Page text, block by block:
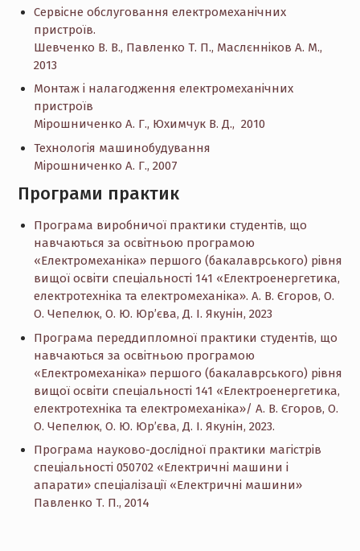
Сервісне обслуговання електромеханічних
пристроїв.
Шевченко В. В., Павленко Т. П., Маслєнніков А. М.,
2013
Монтаж і налагодження електромеханічних
пристроїв
Мірошниченко А. Г., Юхимчук В. Д., 2010
Технологія машинобудування
Мірошниченко А. Г., 2007
Програми практик
Програма виробничої практики студентів, що
навчаються за освітньою програмою
«Електромеханіка» першого (бакалаврського) рівня
вищої освіти спеціальності 141 «Електроенергетика,
електротехніка та електромеханіка». А. В. Єгоров, О.
О. Чепелюк, О. Ю. Юр’єва, Д. І. Якунін, 2023
Програма переддипломної практики студентів, що
навчаються за освітньою програмою
«Електромеханіка» першого (бакалаврського) рівня
вищої освіти спеціальності 141 «Електроенергетика,
електротехніка та електромеханіка»/ А. В. Єгоров, О.
О. Чепелюк, О. Ю. Юр’єва, Д. І. Якунін, 2023.
Програма науково-дослідної практики магістрів
спеціальності 050702 «Електричні машини і
апарати» спеціалізації «Електричні машини»
Павленко Т. П., 2014